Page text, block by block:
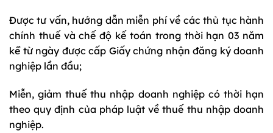
Được tư vấn, hướng dẫn miễn phí về các thủ tục hành
chính thuế và chế độ kế toán trong thời hạn 03 năm
kể từ ngày được cấp Giấy chứng nhận đăng ký doanh
nghiệp lần đầu;
Miễn, giảm thuế thu nhập doanh nghiệp có thời hạn
theo quy định của pháp luật về thuế thu nhập doanh
nghiệp.